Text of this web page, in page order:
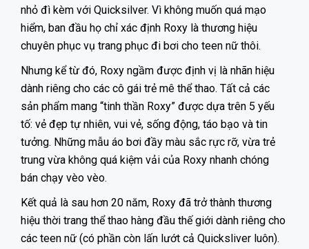
nhỏ đì kèm với Quicksilver. Vì không muốn quá mạo
hiểm, ban đầu họ chỉ xác định Roxy là thương hiệu
chuyên phục vụ trang phục đi bơi cho teen nữ thôi.
Nhưng kể từ đó, Roxy ngầm được định vị là nhãn hiệu
dành riêng cho các cô gái trẻ mê thể thao. Tất cả các
sản phẩm mang “tinh thần Roxy” được dựa trên 5 yếu
tố: vẻ đẹp tự nhiên, vui vẻ, sống động, táo bạo và tin
tưởng. Những mẫu áo bơi đầy màu sắc rực rỡ, vừa trẻ
trung vừa không quá kiệm vải của Roxy nhanh chóng
bán chạy vèo vèo.
Kết quả là sau hơn 20 năm, Roxy đã trở thành thương
hiệu thời trang thể thao hàng đầu thế giới dành riêng cho
các teen nữ (có phần còn lấn lướt cả Quicksliver luôn).